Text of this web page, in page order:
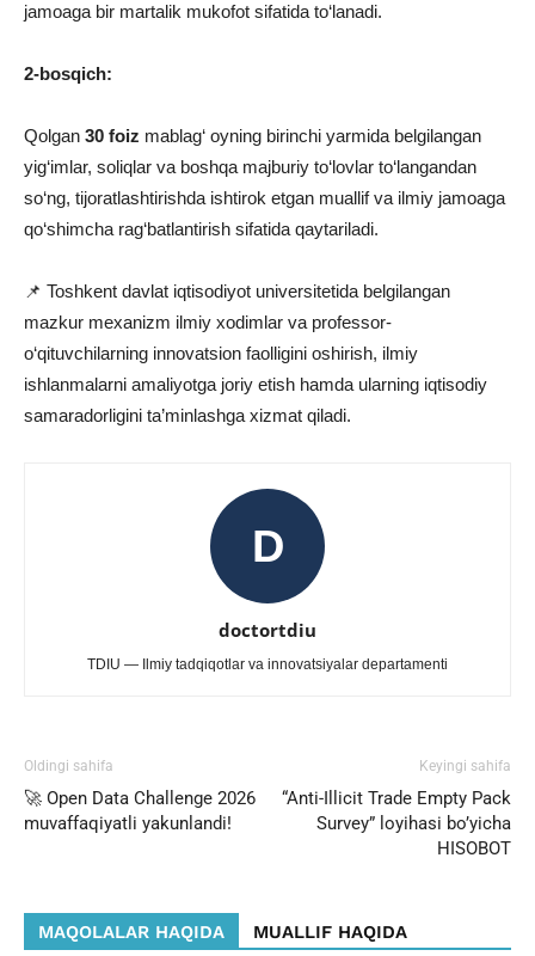
jamoaga bir martalik mukofot sifatida to‘lanadi.
2-bosqich:
Qolgan 30 foiz mablag‘ oyning birinchi yarmida belgilangan
yig‘imlar, soliqlar va boshqa majburiy to‘lovlar to‘langandan
so‘ng, tijoratlashtirishda ishtirok etgan muallif va ilmiy jamoaga
qo‘shimcha rag‘batlantirish sifatida qaytariladi.
📌 Toshkent davlat iqtisodiyot universitetida belgilangan
mazkur mexanizm ilmiy xodimlar va professor-
o‘qituvchilarning innovatsion faolligini oshirish, ilmiy
ishlanmalarni amaliyotga joriy etish hamda ularning iqtisodiy
samaradorligini ta’minlashga xizmat qiladi.
D
doctortdiu
TDIU — Ilmiy tadqiqotlar va innovatsiyalar departamenti
Oldingi sahifa
🚀 Open Data Challenge 2026
muvaffaqiyatli yakunlandi!
Keyingi sahifa
“Anti-Illicit Trade Empty Pack
Survey” loyihasi bo’yicha
HISOBOT
MAQOLALAR HAQIDA MUALLIF HAQIDA